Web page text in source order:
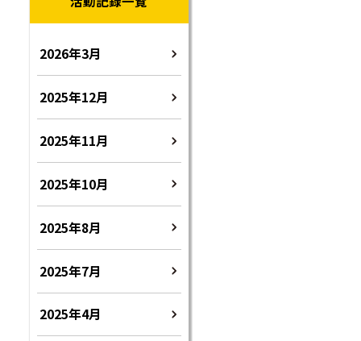
2026年3月
2025年12月
2025年11月
2025年10月
2025年8月
2025年7月
2025年4月